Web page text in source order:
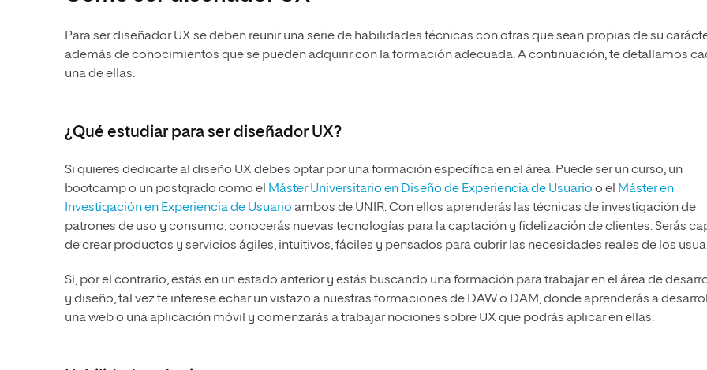
Para ser diseñador UX se deben reunir una serie de habilidades técnicas con otras que sean propias de su
además de conocimientos que se pueden adquirir con la formación adecuada. A continuación, te detallamos
una de ellas.
¿Qué estudiar para ser diseñador UX?
Si quieres dedicarte al diseño UX debes optar por una formación específica en el área. Puede ser un curso, un
bootcamp o un postgrado como el Máster Universitario en Diseño de Experiencia de Usuario o el Máster en
Investigación en Experiencia de Usuario ambos de UNIR. Con ellos aprenderás las técnicas de investigación de
patrones de uso y consumo, conocerás nuevas tecnologías para la captación y fidelización de clientes. Serás
de crear productos y servicios ágiles, intuitivos, fáciles y pensados para cubrir las necesidades reales de los
Si, por el contrario, estás en un estado anterior y estás buscando una formación para trabajar en el área de
y diseño, tal vez te interese echar un vistazo a nuestras formaciones de DAW o DAM, donde aprenderás a
una web o una aplicación móvil y comenzarás a trabajar nociones sobre UX que podrás aplicar en ellas.